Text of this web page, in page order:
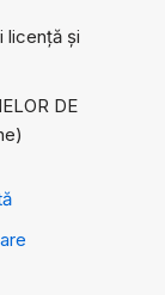
licență și
DE